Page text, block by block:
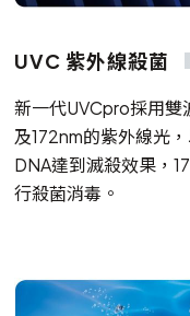
UVC 紫外線殺菌
新一代UVCpro採用
及172nm的紫外線光
DNA達到滅殺效果，
行殺菌消毒。